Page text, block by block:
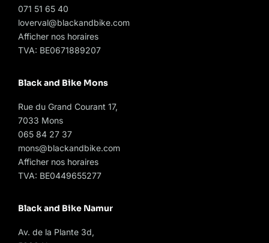
071 51 65 40
loverval@blackandbike.com
Afficher nos horaires
TVA: BE0671889207
Black and Bike Mons
Rue du Grand Courant 17,
7033 Mons
065 84 27 37
mons@blackandbike.com
Afficher nos horaires
TVA: BE0449655277
Black and Bike Namur
Av. de la Plante 3d,